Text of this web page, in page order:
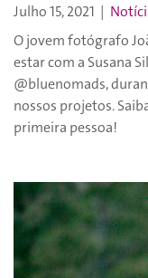
Julho 15, 2021 |
O jovem fotógrafo
estar com a Susana
@bluenomads,
nossos projetos.
primeira pessoa!